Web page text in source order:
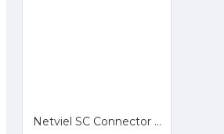
Netviel SC Connector Epoxy Simplex